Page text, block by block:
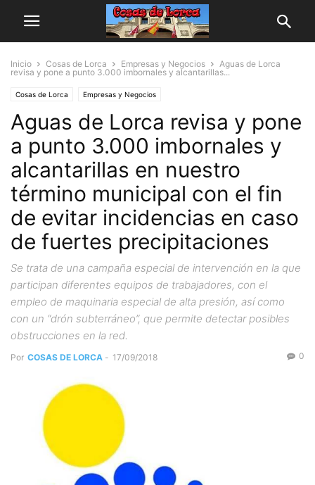
Inicio Cosas de Lorca Empresas y Negocios
Aguas de Lorca
revisa y pone a punto 3.000 imbornales y alcantarillas...
Cosas de Lorca Empresas y Negocios
Aguas de Lorca revisa y pone
a punto 3.000 imbornales y
alcantarillas en nuestro
término municipal con el fin
de evitar incidencias en caso
de fuertes precipitaciones
Se trata de una campaña especial de intervención en la que
participan diferentes equipos de trabajadores, con el
empleo de maquinaria especial de alta presión, así como
con un “drón subterráneo”, que permite detectar posibles
obstrucciones en la red.
Por COSAS DE LORCA - 17/09/2018 0